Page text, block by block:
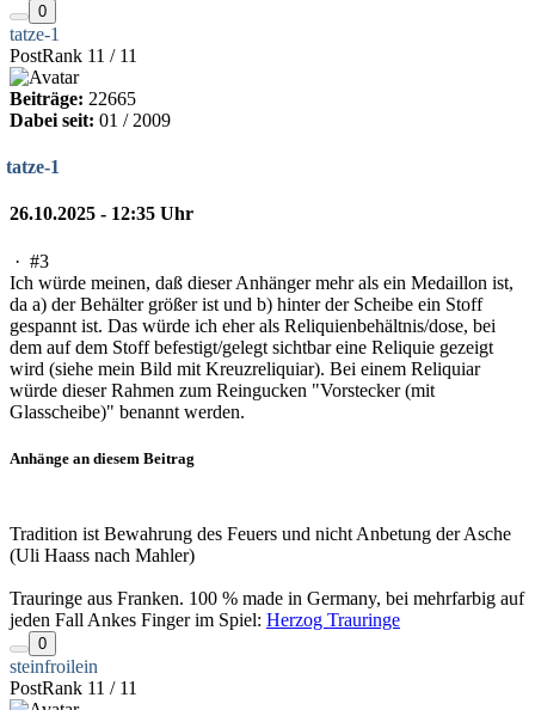
0
tatze-1
PostRank 11 / 11
Beiträge: 22665
Dabei seit: 01 / 2009
tatze-1
26.10.2025 - 12:35 Uhr
· #3
Ich würde meinen, daß dieser Anhänger mehr als ein Medaillon ist,
da a) der Behälter größer ist und b) hinter der Scheibe ein Stoff
gespannt ist. Das würde ich eher als Reliquienbehältnis/dose, bei
dem auf dem Stoff befestigt/gelegt sichtbar eine Reliquie gezeigt
wird (siehe mein Bild mit Kreuzreliquiar). Bei einem Reliquiar
würde dieser Rahmen zum Reingucken "Vorstecker (mit
Glasscheibe)" benannt werden.
Anhänge an diesem Beitrag
Tradition ist Bewahrung des Feuers und nicht Anbetung der Asche
(Uli Haass nach Mahler)
Trauringe aus Franken. 100 % made in Germany, bei mehrfarbig auf
jeden Fall Ankes Finger im Spiel: Herzog Trauringe
0
steinfroilein
PostRank 11 / 11